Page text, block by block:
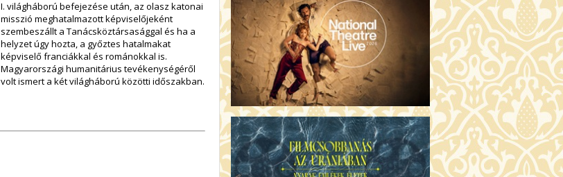
I. világháború befejezése után, az olasz katonai
misszió meghatalmazott képviselőjeként
szembeszállt a Tanácsköztársasággal és ha a
helyzet úgy hozta, a győztes hatalmakat
képviselő franciákkal és románokkal is.
Magyarországi humanitárius tevékenységéről
volt ismert a két világháború közötti időszakban.